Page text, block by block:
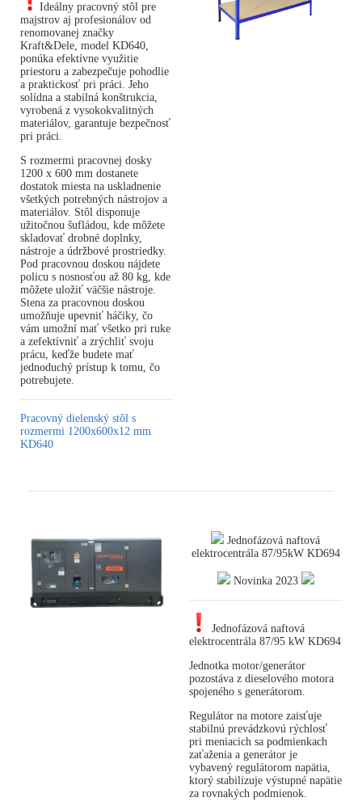
Ideálny pracovný stôl pre
majstrov aj profesionálov od
renomovanej značky
Kraft&Dele, model KD640,
ponúka efektívne využitie
priestoru a zabezpečuje pohodlie
a praktickosť pri práci. Jeho
solídna a stabilná konštrukcia,
vyrobená z vysokokvalitných
materiálov, garantuje bezpečnosť
pri práci.
S rozmermi pracovnej dosky
1200 x 600 mm dostanete
dostatok miesta na uskladnenie
všetkých potrebných nástrojov a
materiálov. Stôl disponuje
užitočnou šufládou, kde môžete
skladovať drobné doplnky,
nástroje a údržbové prostriedky.
Pod pracovnou doskou nájdete
policu s nosnosťou až 80 kg, kde
môžete uložiť väčšie nástroje.
Stena za pracovnou doskou
umožňuje upevniť háčiky, čo
vám umožní mať všetko pri ruke
a zefektívniť a zrýchliť svoju
prácu, keďže budete mať
jednoduchý prístup k tomu, čo
potrebujete.
Pracovný dielenský stôl s
rozmermi 1200x600x12 mm
KD640
Jednofázová naftová
elektrocentrála 87/95kW KD694
Novinka 2023
Jednofázová naftová
elektrocentrála 87/95 kW KD694
Jednotka motor/generátor
pozostáva z dieselového motora
spojeného s generátorom.
Regulátor na motore zaisťuje
stabilnú prevádzkovú rýchlosť
pri meniacich sa podmienkach
zaťaženia a generátor je
vybavený regulátorom napätia,
ktorý stabilizuje výstupné napätie
za rovnakých podmienok.